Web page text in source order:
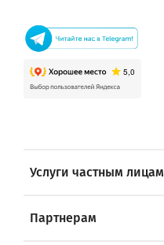
Услуги частным лицам
Партнерам